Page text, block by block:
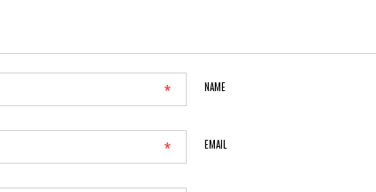
NAME
*
EMAIL
*